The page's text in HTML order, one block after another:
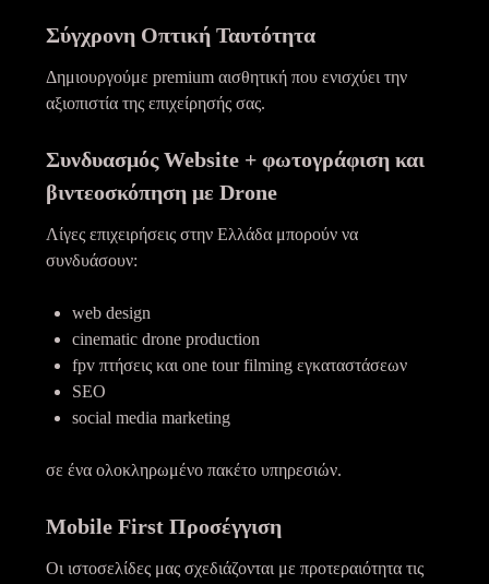
Σύγχρονη Οπτική Ταυτότητα
Δημιουργούμε premium αισθητική που ενισχύει την
αξιοπιστία της επιχείρησής σας.
Συνδυασμός Website + φωτογράφιση και
βιντεοσκόπηση με Drone
Λίγες επιχειρήσεις στην Ελλάδα μπορούν να
συνδυάσουν:
web design
cinematic drone production
fpv πτήσεις και one tour filming εγκαταστάσεων
SEO
social media marketing
σε ένα ολοκληρωμένο πακέτο υπηρεσιών.
Mobile First Προσέγγιση
Οι ιστοσελίδες μας σχεδιάζονται με προτεραιότητα τις